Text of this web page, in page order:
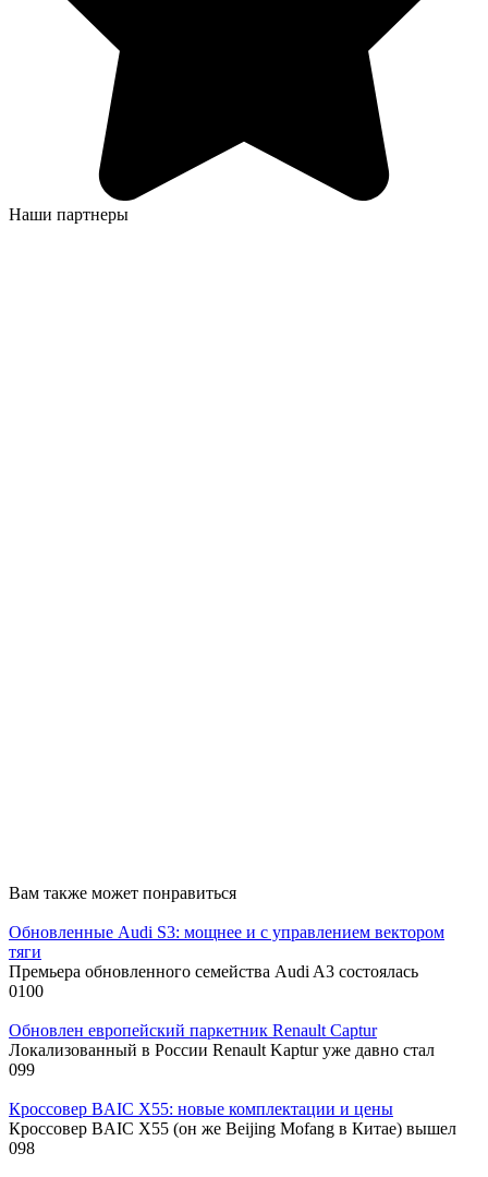
Наши партнеры
Вам также может понравиться
Обновленные Audi S3: мощнее и с управлением вектором
тяги
Премьера обновленного семейства Audi A3 состоялась
0100
Обновлен европейский паркетник Renault Captur
Локализованный в России Renault Kaptur уже давно стал
099
Кроссовер BAIC X55: новые комплектации и цены
Кроссовер BAIC X55 (он же Beijing Mofang в Китае) вышел
098